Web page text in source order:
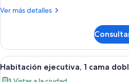
individuales,
Ver más detalles
Más
2
camas
individuales,
Abrir
todas
7
Habitación ejecutiva, 1 cama